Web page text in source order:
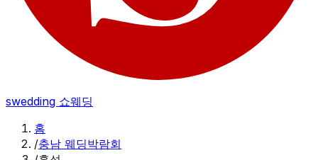
swedding 쇼웨딩
홈
/충남 웨딩박람회